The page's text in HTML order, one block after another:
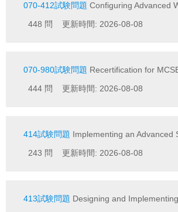
070-412試験問題 Configuring Advanced
448 問 更新時間: 2026-08-08
070-980試験問題 Recertification for
444 問 更新時間: 2026-08-08
414試験問題 Implementing an Advanced
243 問 更新時間: 2026-08-08
413試験問題 Designing and